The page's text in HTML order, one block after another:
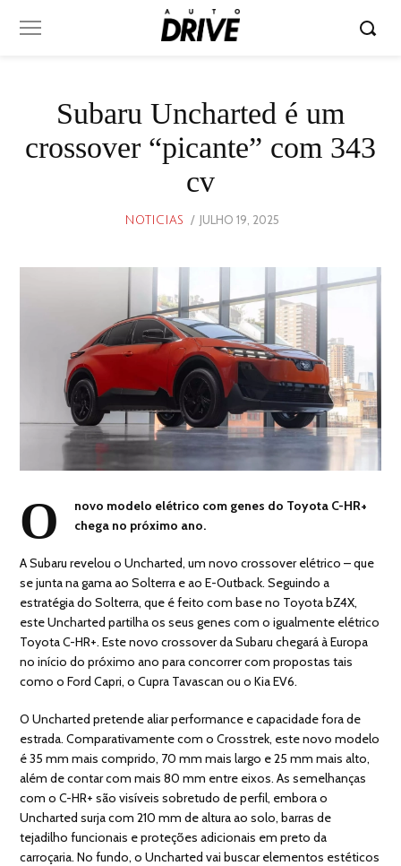
Subaru Uncharted é um
crossover “picante” com 343
cv
NOTICIAS
POSTED
JULHO 19, 2025
O
novo modelo elétrico com genes do Toyota C-HR+
chega no próximo ano.
A Subaru revelou o Uncharted, um novo crossover elétrico – que
se junta na gama ao Solterra e ao E-Outback. Seguindo a
estratégia do Solterra, que é feito com base no Toyota bZ4X,
este Uncharted partilha os seus genes com o igualmente elétrico
Toyota C-HR+. Este novo crossover da Subaru chegará à Europa
no início do próximo ano para concorrer com propostas tais
como o Ford Capri, o Cupra Tavascan ou o Kia EV6.
O Uncharted pretende aliar performance e capacidade fora de
estrada. Comparativamente com o Crosstrek, este novo modelo
é 35 mm mais comprido, 70 mm mais largo e 25 mm mais alto,
além de contar com mais 80 mm entre eixos. As semelhanças
com o C-HR+ são visíveis sobretudo de perfil, embora o
Uncharted surja com 210 mm de altura ao solo, barras de
tejadilho funcionais e proteções adicionais em preto da
carroçaria. No fundo, o Uncharted vai buscar elementos estéticos